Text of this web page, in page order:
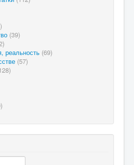
(39)
реальность (69)
(57)